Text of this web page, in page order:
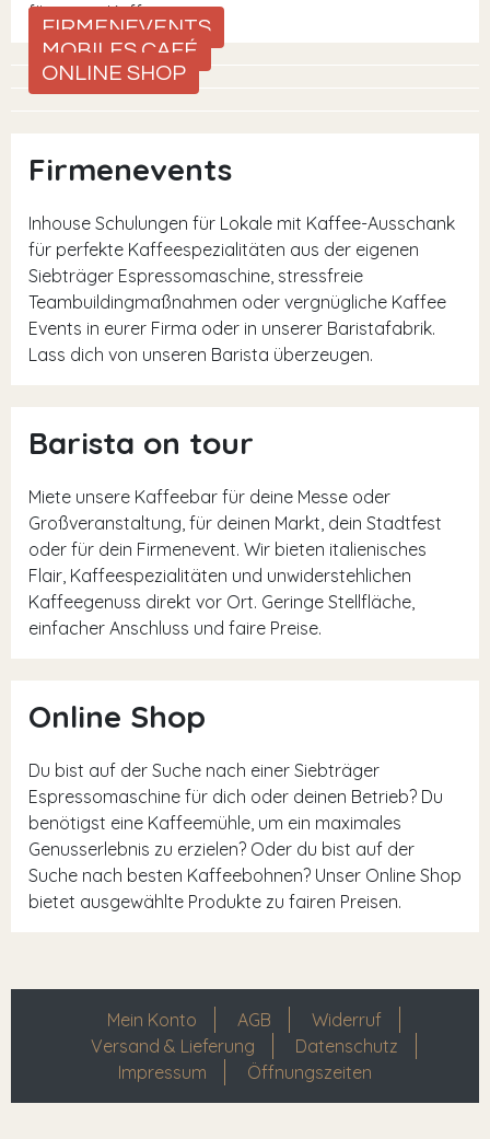
für guten Kaffee.
FIRMENEVENTS
MOBILES CAFÉ
ONLINE SHOP
Firmenevents
Inhouse Schulungen für Lokale mit Kaffee-Ausschank
für perfekte Kaffeespezialitäten aus der eigenen
Siebträger Espressomaschine, stressfreie
Teambuildingmaßnahmen oder vergnügliche Kaffee
Events in eurer Firma oder in unserer Baristafabrik.
Lass dich von unseren Barista überzeugen.
Barista on tour
Miete unsere Kaffeebar für deine Messe oder
Großveranstaltung, für deinen Markt, dein Stadtfest
oder für dein Firmenevent. Wir bieten italienisches
Flair, Kaffeespezialitäten und unwiderstehlichen
Kaffeegenuss direkt vor Ort. Geringe Stellfläche,
einfacher Anschluss und faire Preise.
Online Shop
Du bist auf der Suche nach einer Siebträger
Espressomaschine für dich oder deinen Betrieb? Du
benötigst eine Kaffeemühle, um ein maximales
Genusserlebnis zu erzielen? Oder du bist auf der
Suche nach besten Kaffeebohnen? Unser Online Shop
bietet ausgewählte Produkte zu fairen Preisen.
Mein Konto AGB
Widerruf
Versand & Lieferung
Datenschutz
Impressum
Öffnungszeiten